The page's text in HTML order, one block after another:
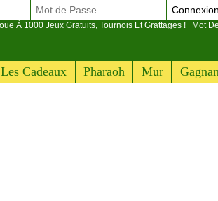
Les Cadeaux Pharaoh Mur
Connexion
À 1000 Jeux Gratuits, Tournois Et Grattages ! Mot